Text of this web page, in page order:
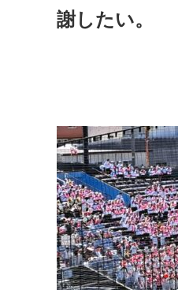
謝したい。